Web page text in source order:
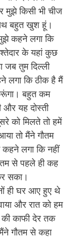
मुझे किसी भी चीज
बहुत खुश हूं।
कहने लगा कि
के यहां कुछ
जब तुम दिल्ली
लगा कि ठीक है मैं
बहुत कम
और यह दोस्ती
को मिलते तो हमें
तो मैंने गौतम
लगा कि नहीं
से पहले ही कह
सका।
ही घर आए हुए थे
और रात को हम
की काफी देर तक
गौतम से कहा